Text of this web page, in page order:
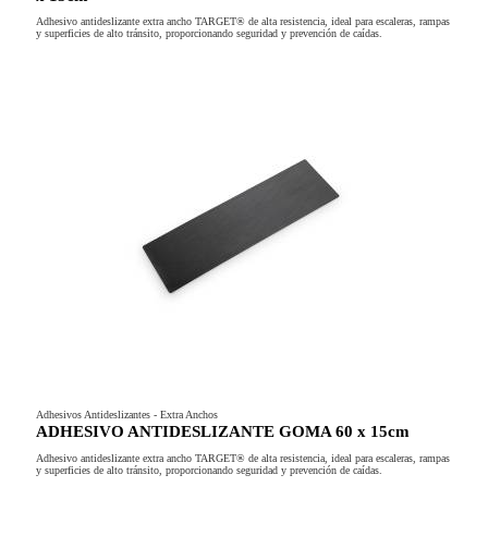
Adhesivo antideslizante extra ancho TARGET® de alta resistencia, ideal para escaleras, rampas
y superficies de alto tránsito, proporcionando seguridad y prevención de caídas.
Adhesivos Antideslizantes - Extra Anchos
ADHESIVO ANTIDESLIZANTE GOMA 60 x 15cm
Adhesivo antideslizante extra ancho TARGET® de alta resistencia, ideal para escaleras, rampas
y superficies de alto tránsito, proporcionando seguridad y prevención de caídas.